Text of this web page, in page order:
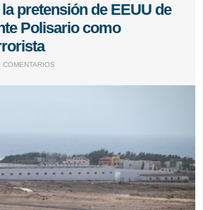
pretensión de EEUU de
Polisario como
COMENTARIOS